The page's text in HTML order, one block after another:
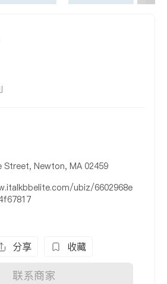
Street, Newton, MA 02459
ubiz/6602968e
分享 收藏
联系商家